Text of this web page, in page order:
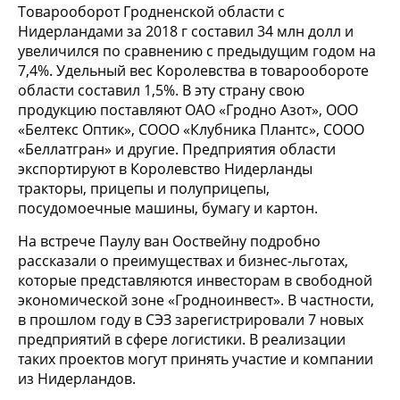
Товарооборот Гродненской области с
Нидерландами за 2018 г составил 34 млн долл и
увеличился по сравнению с предыдущим годом на
7,4%. Удельный вес Королевства в товарообороте
области составил 1,5%. В эту страну свою
продукцию поставляют ОАО «Гродно Азот», ООО
«Белтекс Оптик», СООО «Клубника Плантс», СООО
«Беллатгран» и другие. Предприятия области
экспортируют в Королевство Нидерланды
тракторы, прицепы и полуприцепы,
посудомоечные машины, бумагу и картон.
На встрече Паулу ван Ооствейну подробно
рассказали о преимуществах и бизнес-льготах,
которые представляются инвесторам в свободной
экономической зоне «Гродноинвест». В частности,
в прошлом году в СЭЗ зарегистрировали 7 новых
предприятий в сфере логистики. В реализации
таких проектов могут принять участие и компании
из Нидерландов.